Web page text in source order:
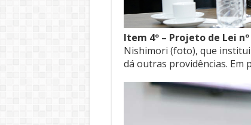
Item 4º – Projeto de Lei nº
Nishimori (foto), que
dá outras providências. Em